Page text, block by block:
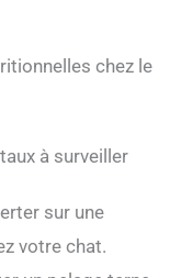
chez le
à surveiller
sur une
votre chat.